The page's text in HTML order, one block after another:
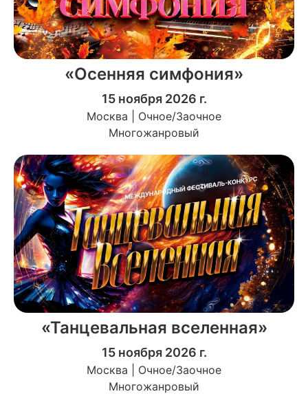
«Осенняя симфония»
15 ноября 2026 г.
Москва | Очное/Заочное
Многожанровый
«Танцевальная вселенная»
15 ноября 2026 г.
Москва | Очное/Заочное
Многожанровый